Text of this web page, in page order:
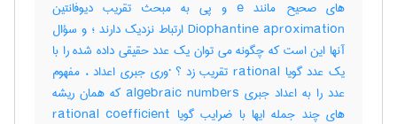
های صحیح مانند e و پی به مبحث تقریب دیوفانتین
Diophantine aproximation ارتباط نزدیک دارند ؛ و سؤال
آنها این است که چگونه می توان یک عدد حقیقی داده شده را با
یک عدد گویا rational تقریب زد ؟ ·وری جبری اعداد ، مفهوم
عدد را به اعداد جبری algebraic numbers که همان ریشه
های چند جمله ایها با ضرایب گویا rational coefficient